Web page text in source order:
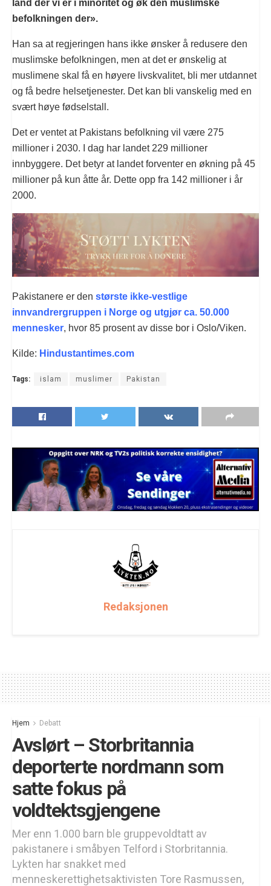
land der vi er i minoritet og øk den muslimske
befolkningen der».
Han sa at regjeringen hans ikke ønsker å redusere den
muslimske befolkningen, men at det er ønskelig at
muslimene skal få en høyere livskvalitet, bli mer utdannet
og få bedre helsetjenester. Det kan bli vanskelig med en
svært høye fødselstall.
Det er ventet at Pakistans befolkning vil være 275
millioner i 2030. I dag har landet 229 millioner
innbyggere. Det betyr at landet forventer en økning på 45
millioner på kun åtte år. Dette opp fra 142 millioner i år
2000.
Pakistanere er den største ikke-vestlige
innvandrergruppen i Norge og utgjør ca. 50.000
mennesker, hvor 85 prosent av disse bor i Oslo/Viken.
Kilde: Hindustantimes.com
Tags: islam muslimer Pakistan
Redaksjonen
Hjem Debatt
Avslørt – Storbritannia
deporterte nordmann som
satte fokus på
voldtektsgjengene
Mer enn 1.000 barn ble gruppevoldtatt av
pakistanere i småbyen Telford i Storbritannia.
Lykten har snakket med
menneskerettighetsaktivisten Tore Rasmussen,